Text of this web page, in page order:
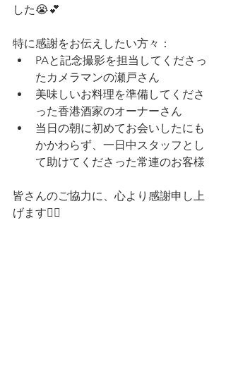
した😭💕
特に感謝をお伝えしたい方々：
PAと記念撮影を担当してくださっ
たカメラマンの瀬戸さん
美味しいお料理を準備してくださ
った香港酒家のオーナーさん
当日の朝に初めてお会いしたにも
かかわらず、一日中スタッフとし
て助けてくださった常連のお客様
皆さんのご協力に、心より感謝申し上
げます🙇‍♂️